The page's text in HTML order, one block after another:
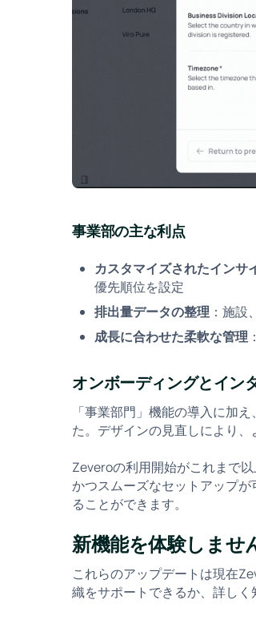
事業部の主な利点
カスタマイズされたインサ
優先順位を設定
排出量データの整理 ：施
成長に合わせた柔軟な管理
オンボーディングとイン
「事業部門」機能の導入に加
た。デザインの見直しにより、
Zeveroの利用開始がこれまで
かつスムーズなセットアップ
ることができます。
新機能を体験しませ
これらのアップデートは現在
織をサポートできるか、詳し